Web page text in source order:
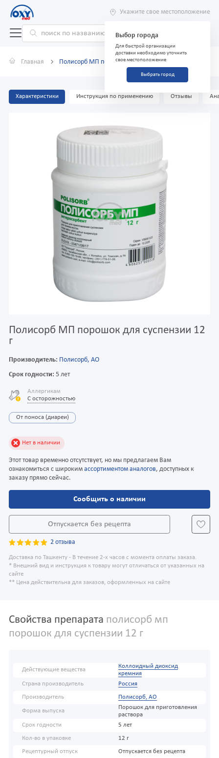
Укажите свое местоположение
Выбор города
Для быстрой организации
доставки необходимо уточнить
свое местоположение
Выбрать город
Главная Полисорб МП порошок для суспензии 12 г
Характеристики Инструкция по применению Отзывы
Полисорб МП порошок для суспензии 12
г
Производитель: Полисорб, АО
Срок годности: 5 лет
Аллергикам
С осторожностью
От поноса (диареи)
Нет в наличии
Этот товар временно отсутствует, но мы предлагаем Вам
ознакомиться с широким ассортиментом аналогов, доступных к
заказу прямо сейчас.
Сообщить о наличии
Отпускается без рецепта
2 отзыва
Доставка по Ташкенту - В течение 2-х часов с момента оплаты заказа.
* Внешний вид и инструкция к товару могут отличаться от указанных на
сайте
** Цена действительна для заказов, оформленных на сайте
Свойства препарата полисорб мп
порошок для суспензии 12 г
Действующие вещества
Коллоидный диоксид
кремния
Страна производитель
Россия
Производитель Полисорб, АО
Форма выпуска
Порошок для приготовления
раствора
Срок годности
5 лет
Кол-во в упаковке 12 г
Рецептурный отпуск Отпускается без рецепта